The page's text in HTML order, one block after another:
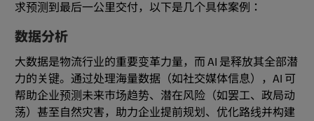
求预测到最后一公里交付，以下是几个具体案例：
数据分析
大数据是物流行业的重要变革力量，而 AI 是释放其全部潜
力的关键。通过处理海量数据（如社交媒体信息），AI 可
帮助企业预测未来市场趋势、潜在风险（如罢工、政局动
荡）甚至自然灾害，助力企业提前规划、优化路线并构建